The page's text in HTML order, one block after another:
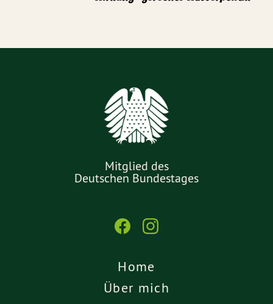
Mitglied des
Deutschen Bundestages
Home
Über mich